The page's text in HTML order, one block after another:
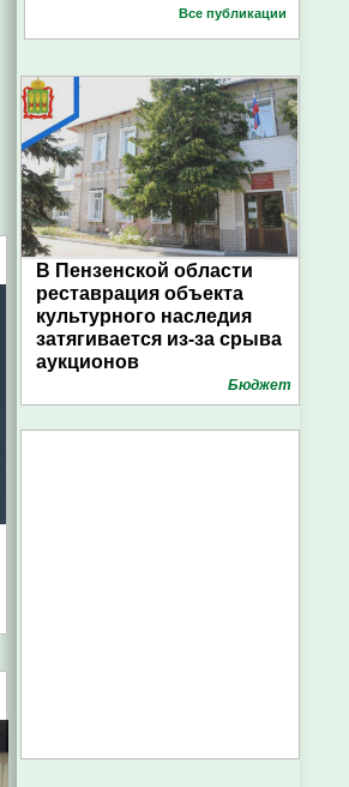
Все публикации
В Пензенской области
реставрация объекта
культурного наследия
затягивается из-за срыва
аукционов
Бюджет